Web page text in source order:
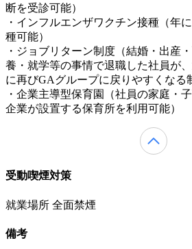
断を受診可能）
・インフルエンザワクチン接種（年
種可能）
・ジョブリターン制度（結婚・出産
養・就学等の事情で退職した社員が
に再びGAグループに戻りやすくなる
・企業主導型保育園（社員の家庭・
企業が設置する保育所を利用可能）
受動喫煙対策
就業場所 全面禁煙
備考